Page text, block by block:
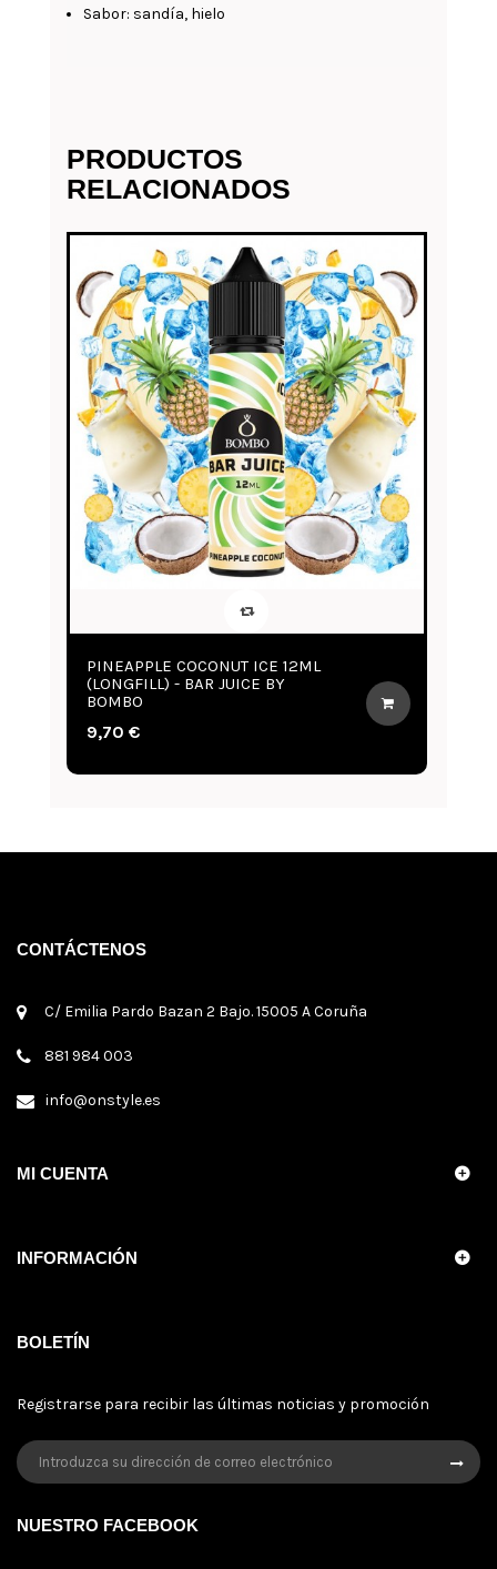
Sabor: sandía, hielo
PRODUCTOS
RELACIONADOS
PINEAPPLE COCONUT ICE 12ML
(LONGFILL) - BAR JUICE BY
BOMBO
9,70 €
CONTÁCTENOS
C/ Emilia Pardo Bazan 2 Bajo. 15005 A Coruña
881 984 003
info@onstyle.es
MI CUENTA
INFORMACIÓN
BOLETÍN
Registrarse para recibir las últimas noticias y promoción
NUESTRO FACEBOOK